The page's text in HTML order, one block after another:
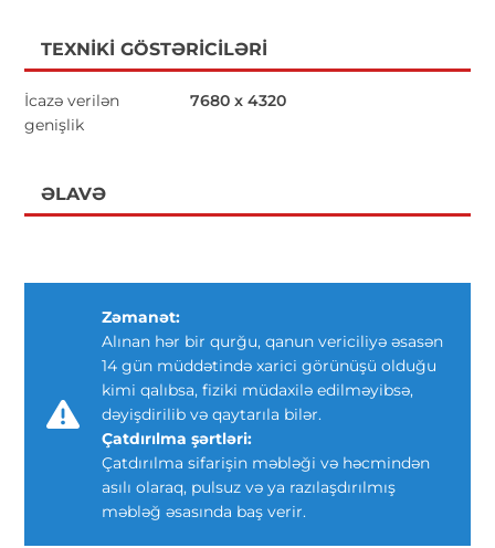
TEXNIKI GÖSTƏRICILƏRI
İcazə verilən
genişlik
7680 x 4320
ƏLAVƏ
Zəmanət:
Alınan hər bir qurğu, qanun vericiliyə əsasən
14 gün müddətində xarici görünüşü olduğu
kimi qalıbsa, fiziki müdaxilə edilməyibsə,
dəyişdirilib və qaytarıla bilər.
Çatdırılma şərtləri:
Çatdırılma sifarişin məbləği və həcmindən
asılı olaraq, pulsuz və ya razılaşdırılmış
məbləğ əsasında baş verir.